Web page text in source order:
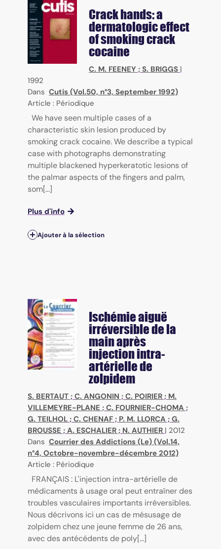
Crack hands: a
dermatologic effect
of smoking crack
cocaine
C. M. FEENEY ; S. BRIGGS |
1992
Dans Cutis (Vol.50, n°3, September 1992)
Article : Périodique
We have seen multiple cases of a
characteristic skin lesion produced by
smoking crack cocaine. We describe a typical
case with photographs demonstrating
multiple blackened hyperkeratotic lesions of
the palmar aspects of the fingers and palm,
som[...]
Plus d'info
Ajouter à la sélection
Ischémie aiguë
irréversible de la
main après
injection intra-
artérielle de
zolpidem
S. BERTAUT ; C. ANGONIN ; C. POIRIER ; M.
VILLEMEYRE-PLANE ; C. FOURNIER-CHOMA ;
G. TEILHOL ; C. CHENAF ; P. M. LLORCA ; G.
BROUSSE ; A. ESCHALIER ; N. AUTHIER | 2012
Dans Courrier des Addictions (Le) (Vol.14,
n°4, Octobre-novembre-décembre 2012)
Article : Périodique
FRANÇAIS : L'injection intra-artérielle de
médicaments à usage oral peut entraîner des
troubles vasculaires importants irréversibles.
Nous décrivons ici un cas de mésusage de
zolpidem chez une jeune femme de 26 ans,
avec des antécédents de poly[...]